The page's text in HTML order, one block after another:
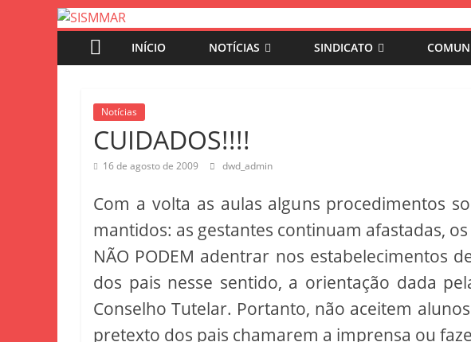
INÍCIO NOTÍCIAS SINDICATO
Notícias
CUIDADOS!!!!
16 de agosto de 2009 dwd_admin
Com a volta as aulas alguns procedimentos
mantidos: as gestantes continuam afastadas,
NÃO PODEM adentrar nos estabelecimentos
dos pais nesse sentido, a orientação dada
Conselho Tutelar. Portanto, não aceitem
pretexto dos pais chamarem a imprensa ou